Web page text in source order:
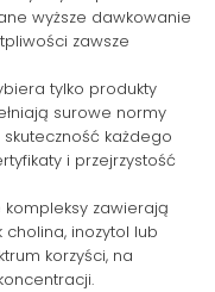
wyższe dawkowanie
zawsze
tylko produkty
surowe normy
każdego
i przejrzystość
kompleksy zawierają
inozytol lub
korzyści, na